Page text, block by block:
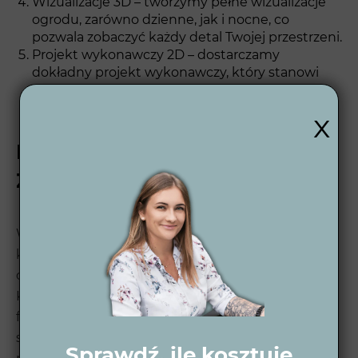
ogrodu, zarówno dzienne, jak i nocne, co
pozwala zobaczyć każdy detal Twojej przestrzeni.
Projekt wykonawczy 2D – dostarczamy
dokładny projekt wykonawczy, który stanowi
podstawę do realizacji. Dowiedz się więcej o
Projekt ogrodu w
Ząbkowicach
Wytwórnia Zieleni specjalizuje się w
kompleksowym projektowaniu nowoczesnych
ogrodów w Ząbkowicach (dolnośląskie).
Korzystamy z najnowszych technologii i dbamy o
funkcjonalność każdego projektu, co gwarantuje
satysfakcję klienta. Przykłady naszych realizacji
x